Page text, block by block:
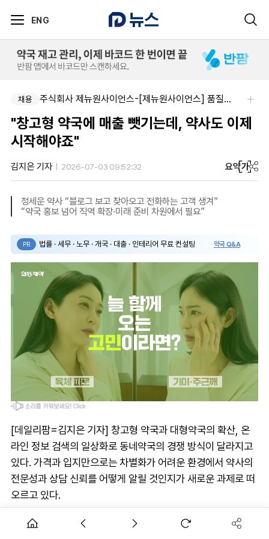
ENG
채용 주식회사 제뉴원사이언스-[제뉴원사이언스] 품질관리약사 모집(경력무관)
"창고형 약국에 매출 뺏기는데, 약사도 이제
시작해야죠"
김지은 기자 2026-07-03 09:52:32 요약가
정세운 약사 “블로그 보고 찾아오고 전화하는 고객 생겨”
“약국 홍보 넘어 직역 확장·미래 준비 차원에서 필요”
PR 법률 · 세무 · 노무 · 개국 · 대출 · 인테리어 무료 컨설팅 약국 Q&A
[데일리팜=김지은 기자] 창고형 약국과 대형약국의 확산, 온
라인 정보 검색의 일상화로 동네약국의 경쟁 방식이 달라지고
있다. 가격과 입지만으로는 차별화가 어려운 환경에서 약사의
전문성과 상담 신뢰를 어떻게 알릴 것인지가 새로운 과제로 떠
오르고 있다.
정세운 약사는 약국 블로그와 SNS 활동이 단순 홍보를 넘어